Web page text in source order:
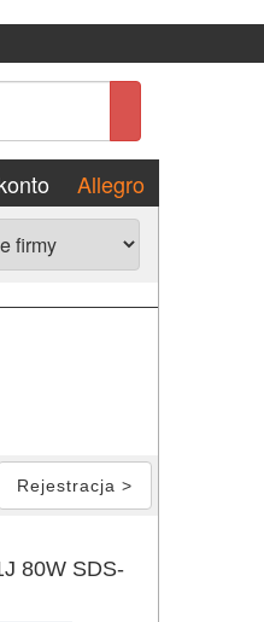
Allegro
Rejestracja >
80W SDS-